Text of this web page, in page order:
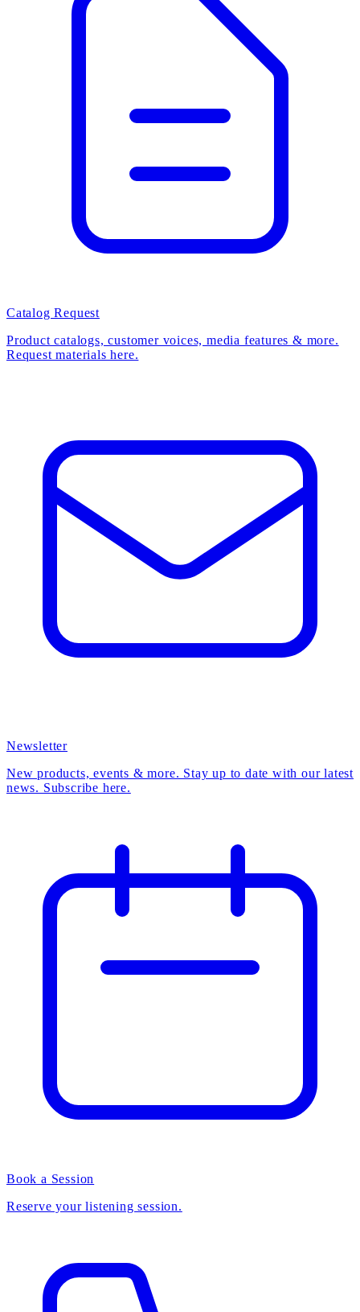
Catalog Request
Product catalogs, customer voices, media features & more.
Request materials here.
Newsletter
New products, events & more. Stay up to date with our latest
news. Subscribe here.
Book a Session
Reserve your listening session.